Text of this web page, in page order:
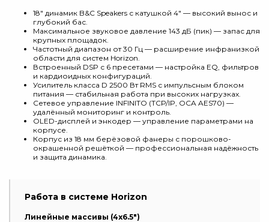
18" динамик B&C Speakers с катушкой 4" — высокий вынос и
глубокий бас.
Максимальное звуковое давление 143 дБ (пик) — запас для
крупных площадок.
Частотный диапазон от 30 Гц — расширение инфранизкой
области для систем Horizon.
Встроенный DSP с 6 пресетами — настройка EQ, фильтров
и кардиоидных конфигураций.
Усилитель класса D 2500 Вт RMS с импульсным блоком
питания — стабильная работа при высоких нагрузках.
Сетевое управление INFINITO (TCP/IP, OCA AES70) —
удалённый мониторинг и контроль.
OLED-дисплей и энкодер — управление параметрами на
корпусе.
Корпус из 18 мм берёзовой фанеры с порошково-
окрашенной решёткой — профессиональная надёжность
и защита динамика.
Работа в системе Horizon
Линейные массивы (4x6.5")